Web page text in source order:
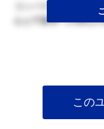
コンパクトに、
心とIT業界への関心
この